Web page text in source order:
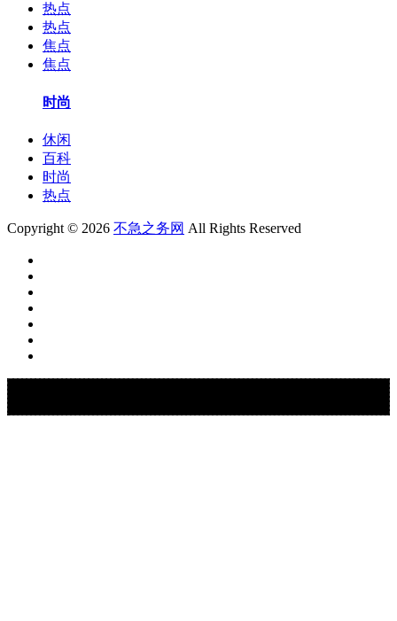
热点
热点
焦点
焦点
时尚
休闲
百科
时尚
热点
Copyright © 2026 不急之务网 All Rights Reserved